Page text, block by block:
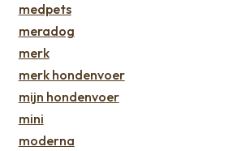
medpets
meradog
merk
merk hondenvoer
mijn hondenvoer
mini
moderna